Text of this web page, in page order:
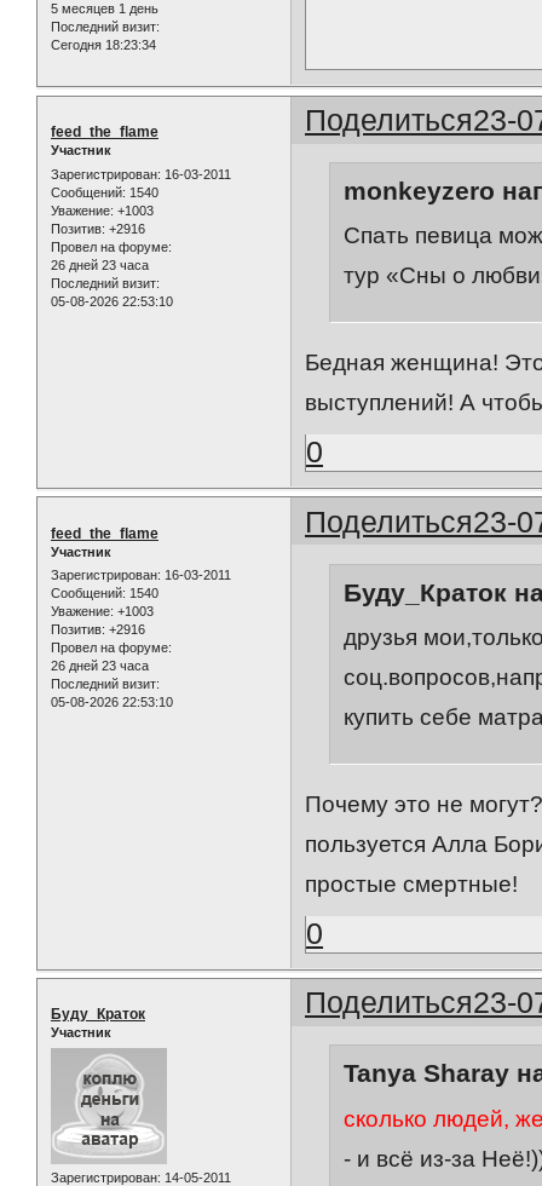
5 месяцев 1 день
Последний визит:
Сегодня 18:23:34
Поделиться23-
feed_the_flame
Участник
Зарегистрирован: 16-03-2011
Сообщений: 1540
Уважение: +1003
Позитив: +2916
Провел на форуме:
26 дней 23 часа
Последний визит:
05-08-2026 22:53:10
monkeyzero
Спать певица
тур «Сны о
Бедная женщина!
выступлений! А
0
Поделиться23-
feed_the_flame
Участник
Зарегистрирован: 16-03-2011
Сообщений: 1540
Уважение: +1003
Позитив: +2916
Провел на форуме:
26 дней 23 часа
Последний визит:
05-08-2026 22:53:10
Буду_Краток
друзья
купить себе
Почему это не
пользуется Алла
простые смертные!
0
Поделиться23-
Буду_Краток
Участник
Зарегистрирован: 14-05-2011
Tanya Sharay
сколько людей,
- и всё из-за